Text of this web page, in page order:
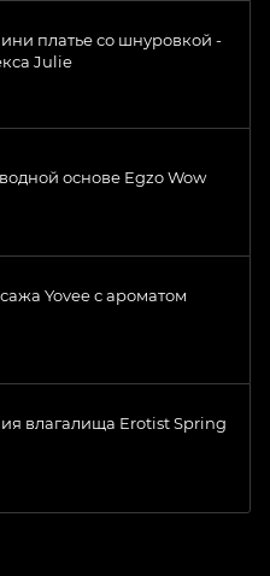
платье со шнуровкой -
Julie
основе Egzo Wow
Yovee с ароматом
влагалища Erotist Spring